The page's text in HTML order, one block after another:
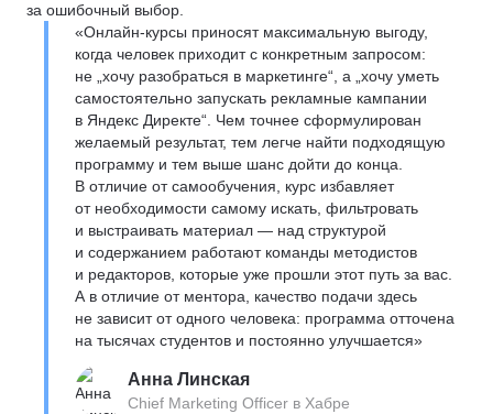
за ошибочный выбор.
«Онлайн-курсы приносят максимальную выгоду,
когда человек приходит с конкретным запросом:
не „хочу разобраться в маркетинге“, а „хочу уметь
самостоятельно запускать рекламные кампании
в Яндекс Директе“. Чем точнее сформулирован
желаемый результат, тем легче найти подходящую
программу и тем выше шанс дойти до конца.
В отличие от самообучения, курс избавляет
от необходимости самому искать, фильтровать
и выстраивать материал — над структурой
и содержанием работают команды методистов
и редакторов, которые уже прошли этот путь за вас.
А в отличие от ментора, качество подачи здесь
не зависит от одного человека: программа отточена
на тысячах студентов и постоянно улучшается»
Анна Линская
Chief Marketing Officer в Хабре